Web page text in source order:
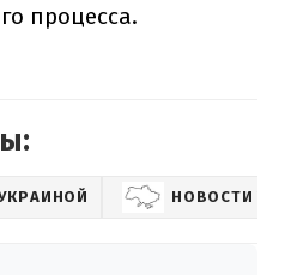
процесса.
НОВОСТИ